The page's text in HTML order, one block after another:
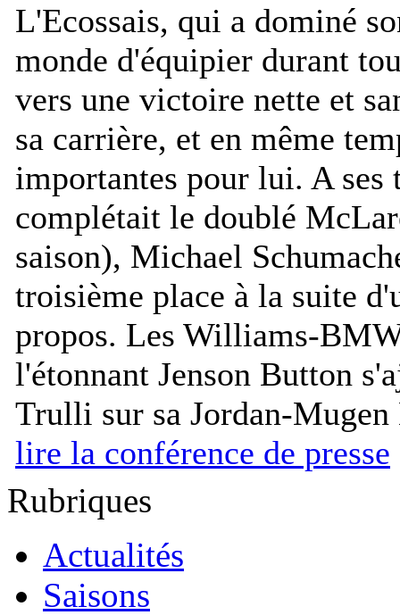
L'Ecossais, qui a dominé
monde d'équipier durant
vers une victoire nette et
sa carrière, et en même
importantes pour lui. A
complétait le doublé
saison), Michael
troisième place à la suite
propos. Les Williams-
l'étonnant Jenson Button
Trulli sur sa Jordan-
lire la conférence de presse
Rubriques
Actualités
Saisons